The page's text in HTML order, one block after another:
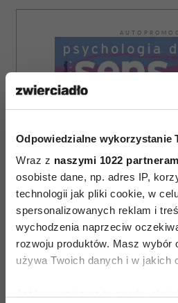
Odpowiedzialne wykorzystanie
Wraz z naszymi 1022
osobiste dane, np. adres IP,
technologii jak pliki cookie, w
spersonalizowanych reklam i
wychodzenia naprzeciw
rozwoju produktów. Masz wybór
używa Twoich danych i w jakich